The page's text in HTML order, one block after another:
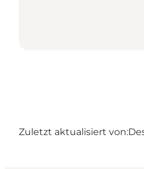
Zuletzt aktualisiert von: